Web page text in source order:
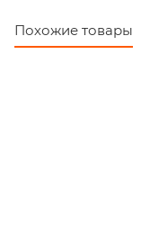
Похожие товары